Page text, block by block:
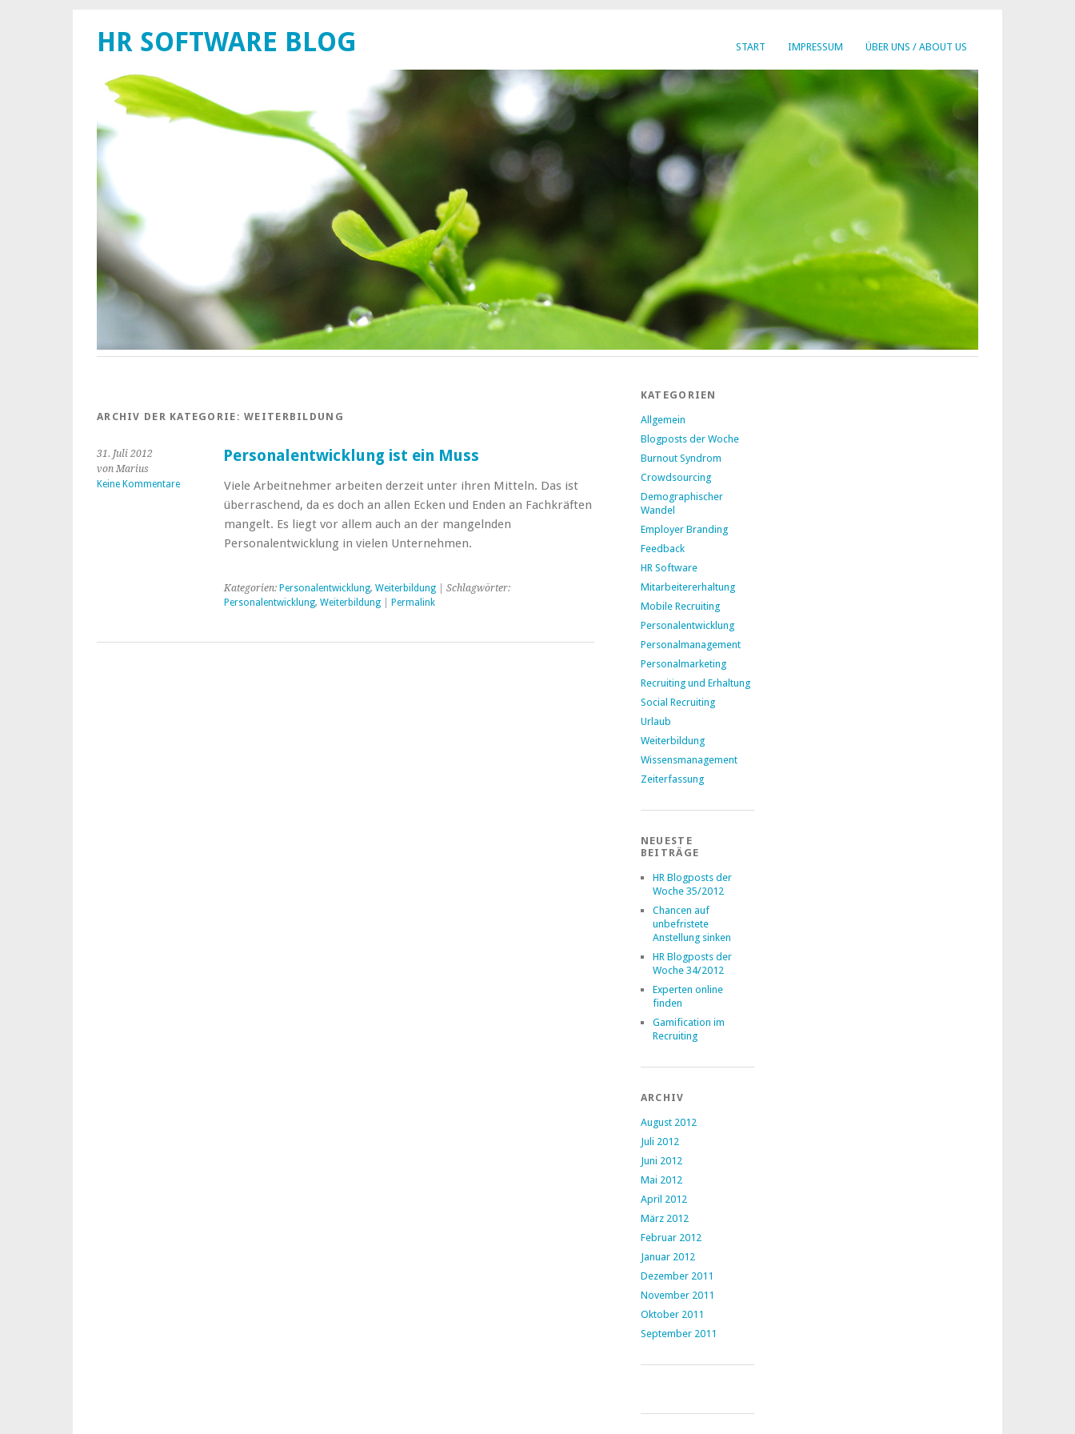
START IMPRESSUM ÜBER UNS / ABOUT US
HR SOFTWARE BLOG
ARCHIV DER KATEGORIE:WEITERBILDUNG
31. Juli 2012
von Marius
Keine Kommentare
Personalentwicklung ist ein Muss
Viele Arbeitnehmer arbeiten derzeit unter ihren Mitteln. Das ist
überraschend, da es doch an allen Ecken und Enden an Fachkräften
mangelt. Es liegt vor allem auch an der mangelnden
Personalentwicklung in vielen Unternehmen.
Kategorien: Personalentwicklung, Weiterbildung| Schlagwörter:
Personalentwicklung, Weiterbildung| Permalink
KATEGORIEN
Allgemein
Blogposts der Woche
Burnout Syndrom
Crowdsourcing
Demographischer
Wandel
Employer Branding
Feedback
HR Software
Mitarbeitererhaltung
Mobile Recruiting
Personalentwicklung
Personalmanagement
Personalmarketing
Recruiting und Erhaltung
Social Recruiting
Urlaub
Weiterbildung
Wissensmanagement
Zeiterfassung
NEUESTE
BEITRÄGE
HR Blogposts der
Woche 35/2012
Chancen auf
unbefristete
Anstellung sinken
HR Blogposts der
Woche 34/2012
Experten online
finden
Gamification im
Recruiting
ARCHIV
August 2012
Juli 2012
Juni 2012
Mai 2012
April 2012
März 2012
Februar 2012
Januar 2012
Dezember 2011
November 2011
Oktober 2011
September 2011